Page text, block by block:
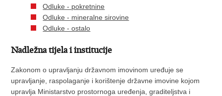
Odluke - pokretnine
Odluke - mineralne sirovine
Odluke - ostalo
Nadležna tijela i institucije
Zakonom o upravljanju državnom imovinom uređuje se
upravljanje, raspolaganje i korištenje državne imovine kojom
upravlja Ministarstvo prostornoga uređenja, graditeljstva i